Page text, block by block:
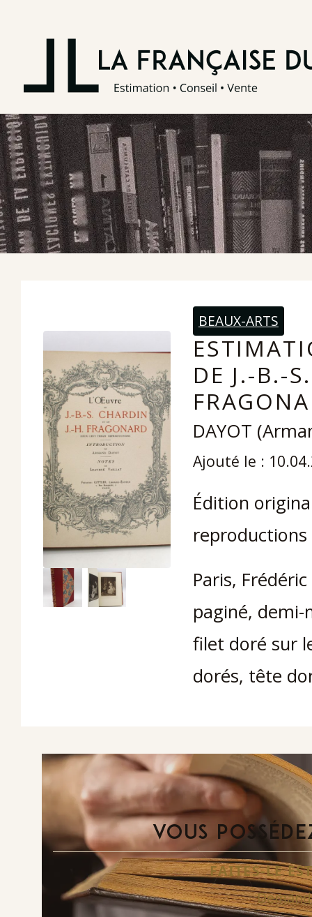
BEAUX-ARTS
DE J.-B.-
DAYOT
Ajouté le :
Édition
Paris,
paginé,
filet doré sur
dorés, tête
VOUS
FAITES-LE